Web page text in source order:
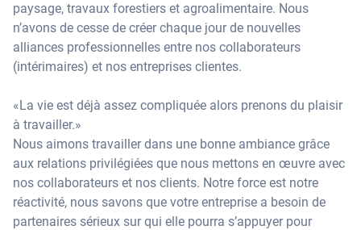
paysage, travaux forestiers et agroalimentaire. Nous
n’avons de cesse de créer chaque jour de nouvelles
alliances professionnelles entre nos collaborateurs
(intérimaires) et nos entreprises clientes.
«La vie est déjà assez compliquée alors prenons du plaisir
à travailler.»
Nous aimons travailler dans une bonne ambiance grâce
aux relations privilégiées que nous mettons en œuvre avec
nos collaborateurs et nos clients. Notre force est notre
réactivité, nous savons que votre entreprise a besoin de
partenaires sérieux sur qui elle pourra s’appuyer pour